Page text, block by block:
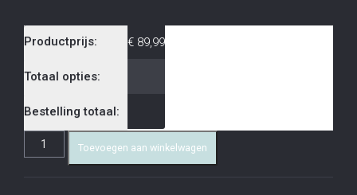
Productprijs: € 89,99
Totaal opties:
Bestelling totaal:
Toevoegen aan winkelwagen